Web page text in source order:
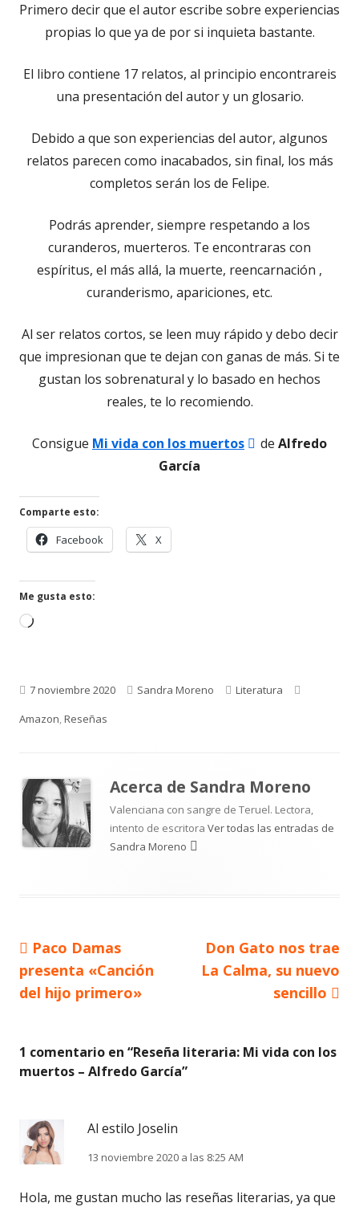
Primero decir que el autor escribe sobre experiencias
propias lo que ya de por si inquieta bastante.
El libro contiene 17 relatos, al principio encontrareis
una presentación del autor y un glosario.
Debido a que son experiencias del autor, algunos
relatos parecen como inacabados, sin final, los más
completos serán los de Felipe.
Podrás aprender, siempre respetando a los
curanderos, muerteros. Te encontraras con
espíritus, el más allá, la muerte, reencarnación ,
curanderismo, apariciones, etc.
Al ser relatos cortos, se leen muy rápido y debo decir
que impresionan que te dejan con ganas de más. Si te
gustan los sobrenatural y lo basado en hechos
reales, te lo recomiendo.
Consigue Mi vida con los muertos
Abrir
de Alfredo
García
Comparte esto:
Facebook
en
X
en
Me gusta esto:
Cargando...
Publicado
el
7 noviembre 2020 Autor
Sandra Moreno Categorías
Literatura
Amazon,Reseñas
Acerca de Sandra Moreno
Valenciana con sangre de Teruel. Lectora,
intento de escritora Ver todas las entradas de
Sandra Moreno
Navegación
de
Artículo
anterior
Paco Damas
presenta «Canción
del hijo primero»
Artículo
siguiente
Don Gato nos trae
La Calma, su nuevo
sencillo
1 comentario en “Reseña literaria: Mi vida con los
muertos – Alfredo García”
Al estilo Joselin
13 noviembre 2020 a las 8:25 AM
Hola, me gustan mucho las reseñas literarias, ya que